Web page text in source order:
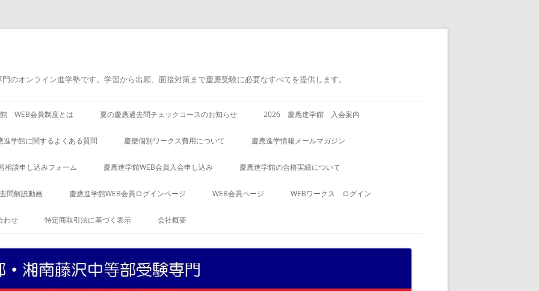
のオンライン進学塾です。学習から出願、面接対策まで慶應受験に必要なすべてを提供します。
WEB会員制度とは 夏の慶應過去問チェックコースのお知らせ 2026 慶應進学館 入会案内
進学館に関するよくある質問 慶應個別ワークス費用について 慶應進学情報メールマガジン
相談申し込みフォーム 慶應進学館WEB会員入会申し込み 慶應進学館の合格実績について
問解説動画 慶應進学館WEB会員ログインページ WEB会員ページ WEBワークス ログイン
わせ 特定商取引法に基づく表示 会社概要